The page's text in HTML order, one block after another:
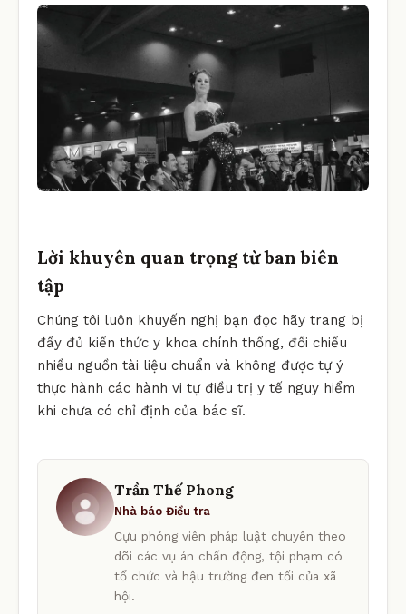
Lời khuyên quan trọng từ ban biên
tập
Chúng tôi luôn khuyến nghị bạn đọc hãy trang bị
đầy đủ kiến thức y khoa chính thống, đối chiếu
nhiều nguồn tài liệu chuẩn và không được tự ý
thực hành các hành vi tự điều trị y tế nguy hiểm
khi chưa có chỉ định của bác sĩ.
Trần Thế Phong
Nhà báo Điều tra
Cựu phóng viên pháp luật chuyên theo
dõi các vụ án chấn động, tội phạm có
tổ chức và hậu trường đen tối của xã
hội.